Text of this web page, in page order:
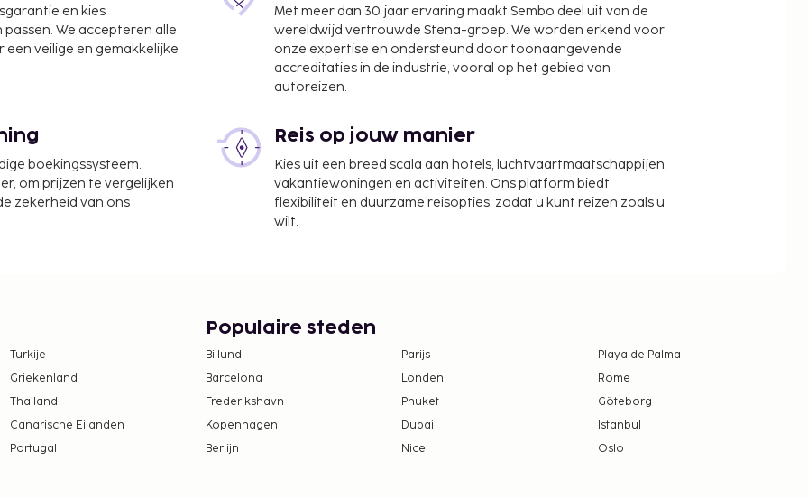
worden betaald. De
aan ons heeft
uur.
en kies
We accepteren alle
veilige en gemakkelijke
Met meer dan 30 jaar ervaring maakt Sembo deel uit van de
wereldwijd vertrouwde Stena-groep. We worden erkend voor
onze expertise en ondersteund door toonaangevende
accreditaties in de industrie, vooral op het gebied van
autoreizen.
boekingssysteem.
om prijzen te vergelijken
zekerheid van ons
Reis op jouw manier
Kies uit een breed scala aan hotels, luchtvaartmaatschappijen,
vakantiewoningen en activiteiten. Ons platform biedt
flexibiliteit en duurzame reisopties, zodat u kunt reizen zoals u
wilt.
Turkije
Griekenland
Thailand
Canarische Eilanden
Portugal
Populaire steden
Billund Parijs
Playa de Palma
Barcelona
Londen
Rome
Frederikshavn
Phuket
Göteborg
Kopenhagen
Dubai
Istanbul
Berlijn
Nice Oslo